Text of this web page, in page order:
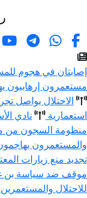
إصابتان في هجوم
مستعمرون إرهابيون
الاحتلال يواصل
استعمارية
نادي
منظومة السجون من
والمستعمرون
تجديد منع زيارات
موقف ضد سياسة بن
للاحتلال